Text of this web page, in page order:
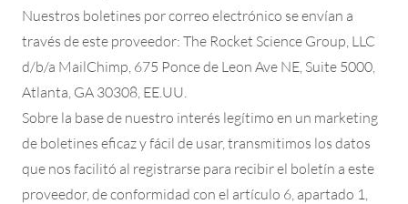
Nuestros boletines por correo electrónico se envían a
través de este proveedor: The Rocket Science Group, LLC
d/b/a MailChimp, 675 Ponce de Leon Ave NE, Suite 5000,
Atlanta, GA 30308, EE.UU.
Sobre la base de nuestro interés legítimo en un marketing
de boletines eficaz y fácil de usar, transmitimos los datos
que nos facilitó al registrarse para recibir el boletín a este
proveedor, de conformidad con el artículo 6, apartado 1,